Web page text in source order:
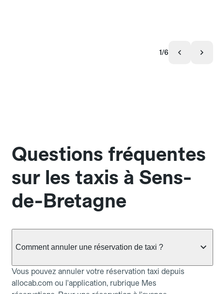
1/6
Questions fréquentes
sur les taxis à Sens-
de-Bretagne
Comment annuler une réservation de taxi ?
Vous pouvez annuler votre réservation taxi depuis
allocab.com ou l'application, rubrique Mes